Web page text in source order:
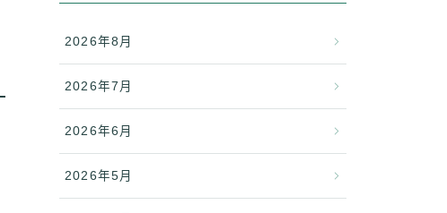
2026年8月
2026年7月
2026年6月
2026年5月